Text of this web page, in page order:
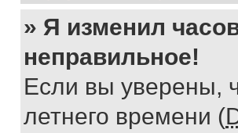
» Я изменил
неправильное!
Если вы уверены,
летнего времени (